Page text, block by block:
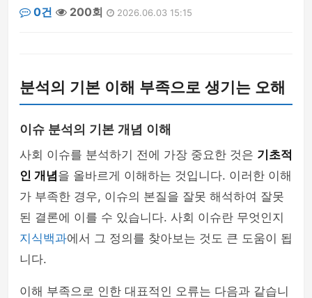
0건
200회 2026.06.03 15:15
분석의 기본 이해 부족으로 생기는 오해
이슈 분석의 기본 개념 이해
사회 이슈를 분석하기 전에 가장 중요한 것은 기초적
인 개념을 올바르게 이해하는 것입니다. 이러한 이해
가 부족한 경우, 이슈의 본질을 잘못 해석하여 잘못
된 결론에 이를 수 있습니다. 사회 이슈란 무엇인지
지식백과에서 그 정의를 찾아보는 것도 큰 도움이 됩
니다.
이해 부족으로 인한 대표적인 오류는 다음과 같습니